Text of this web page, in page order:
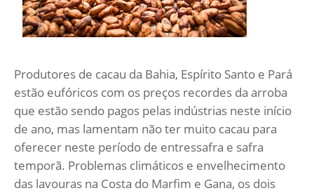
Produtores de cacau da Bahia, Espírito Santo e Pará
estão eufóricos com os preços recordes da arroba
que estão sendo pagos pelas indústrias neste início
de ano, mas lamentam não ter muito cacau para
oferecer neste período de entressafra e safra
temporã. Problemas climáticos e envelhecimento
das lavouras na Costa do Marfim e Gana, os dois